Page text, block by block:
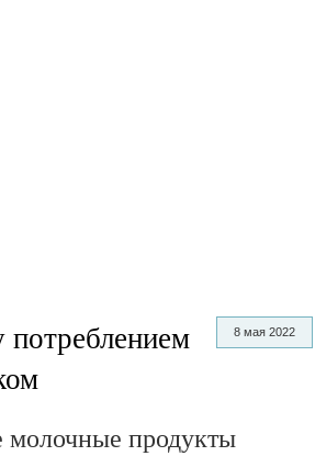
8 мая 2022
молочные продукты